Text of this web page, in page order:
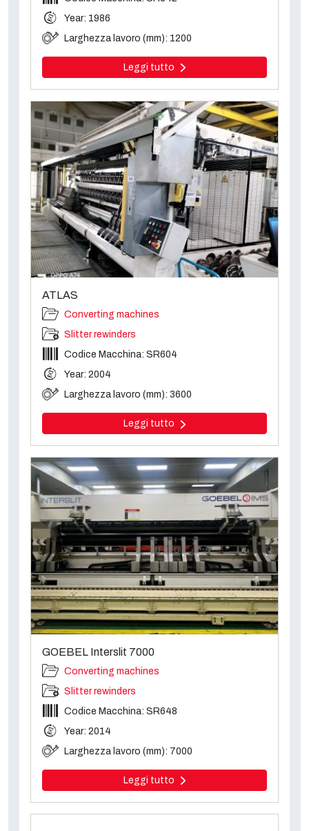
Year: 1986
Larghezza lavoro (mm): 1200
Leggi tutto
ATLAS
Converting machines
Slitter rewinders
Codice Macchina: SR604
Year: 2004
Larghezza lavoro (mm): 3600
Leggi tutto
GOEBEL Interslit 7000
Converting machines
Slitter rewinders
Codice Macchina: SR648
Year: 2014
Larghezza lavoro (mm): 7000
Leggi tutto